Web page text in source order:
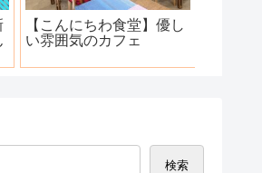
ハンバーグ工房 川越新河
岸店
検索